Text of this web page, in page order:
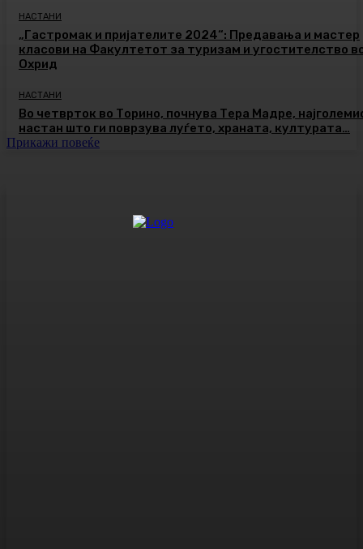
НАСТАНИ
„Гастромак и пријателите 2024“: Предавања и мастер
класови на Факултетот за туризам и угостителство
Охрид
НАСТАНИ
Во четврток во Торино, почнува Тера Мадре,
настан што ги поврзува луѓето, храната, културата…
Прикажи повеќе